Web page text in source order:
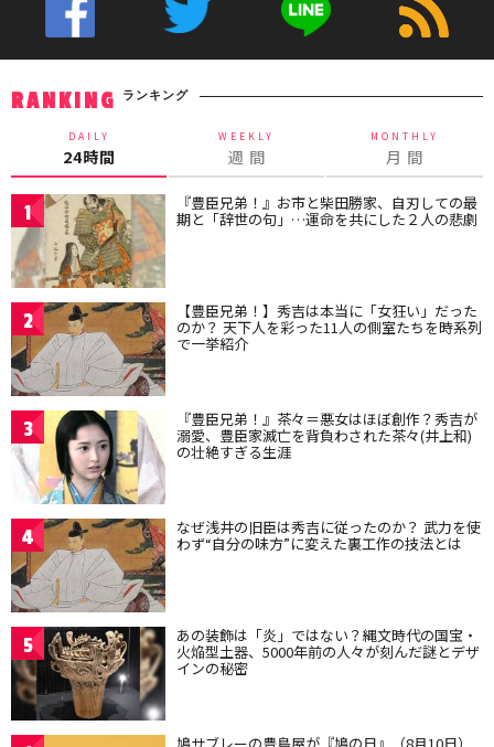
RANKING ランキング
DAILY
24時間
WEEKLY
週 間
MONTHLY
月 間
1 『豊臣兄弟！』お市と柴田勝家、自刃しての最
期と「辞世の句」…運命を共にした２人の悲劇
2 【豊臣兄弟！】秀吉は本当に「女狂い」だった
のか？ 天下人を彩った11人の側室たちを時系列
で一挙紹介
3 『豊臣兄弟！』茶々＝悪女はほぼ創作？秀吉が
溺愛、豊臣家滅亡を背負わされた茶々(井上和)
の壮絶すぎる生涯
4 なぜ浅井の旧臣は秀吉に従ったのか？ 武力を使
わず“自分の味方”に変えた裏工作の技法とは
5 あの装飾は「炎」ではない？縄文時代の国宝・
火焔型土器、5000年前の人々が刻んだ謎とデザ
インの秘密